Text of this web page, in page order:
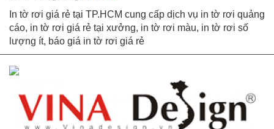
In tờ rơi giá rẻ tại TP.HCM cung cấp dịch vụ in tờ rơi quảng
cáo, in tờ rơi giá rẻ tại xưởng, in tờ rơi màu, in tờ rơi số
lượng ít, báo giá in tờ rơi giá rẻ